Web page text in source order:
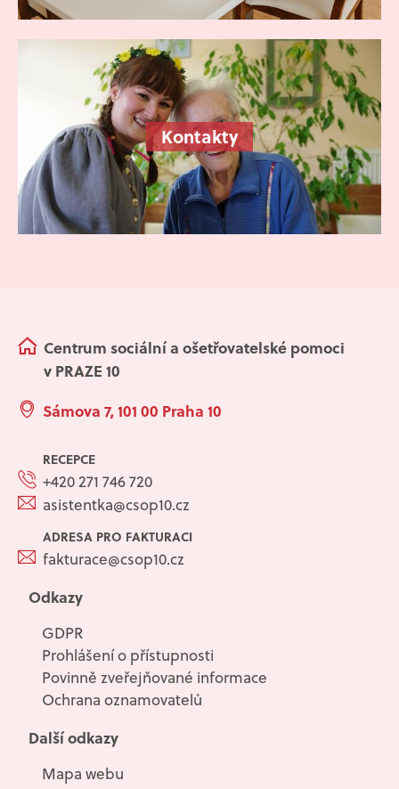
Kontakty
Centrum sociální a ošetřovatelské pomoci
v PRAZE 10
Sámova 7, 101 00 Praha 10
RECEPCE
+420 271 746 720
asistentka@csop10.cz
ADRESA PRO FAKTURACI
fakturace@csop10.cz
Odkazy
GDPR
Prohlášení o přístupnosti
Povinně zveřejňované informace
Ochrana oznamovatelů
Další odkazy
Mapa webu